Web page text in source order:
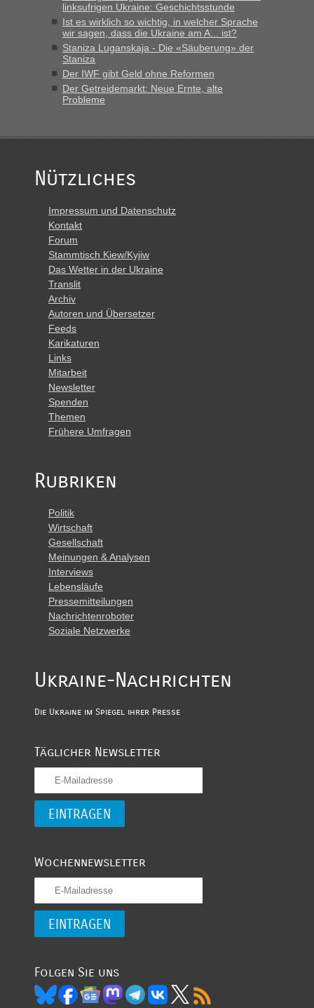
schnellsten?
„Derzeit, ist es überall sehr voll an den Grenzen Ukraine/
Polen. Zb. Krakovets 100 PKW ca. 10 h Wartezeit. Wollen
Montag rüber, versuchen es sehr früh.“
linksufrigen Ukraine: Geschichtsstunde
Ist es wirklich so wichtig, in welcher Sprache
wir sagen, dass die Ukraine am A... ist?
Staniza Luganskaja - Die «Säuberung» der
Staniza
Der IWF gibt Geld ohne Reformen
Der Getreidemarkt: Neue Ernte, alte
Probleme
Nützliches
Impressum und Datenschutz
Kontakt
Forum
Stammtisch Kiew/Kyjiw
Das Wetter in der Ukraine
Translit
Archiv
Autoren und Übersetzer
Feeds
Karikaturen
Links
Mitarbeit
Newsletter
Spenden
Themen
Frühere Umfragen
Rubriken
Politik
Wirtschaft
Gesellschaft
Meinungen & Analysen
Interviews
Lebensläufe
Pressemitteilungen
Nachrichtenroboter
Soziale Netzwerke
Ukraine-Nachrichten
Die Ukraine im Spiegel ihrer Presse
Täglicher Newsletter
Wochennewsletter
Folgen Sie uns